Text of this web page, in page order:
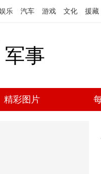
乐 汽车 游戏 文化 援藏
军事
精彩图片